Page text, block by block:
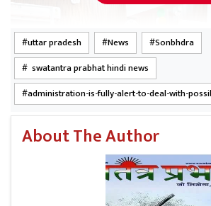
uttar pradesh News
Sonbhdra
swatantra prabhat hindi news
administration-is-fully-alert-to-deal-with-
About The Author